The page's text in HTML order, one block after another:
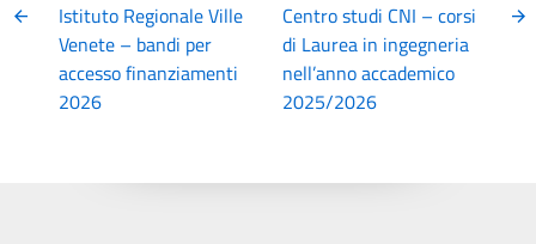
Istituto Regionale Ville
Venete – bandi per
accesso finanziamenti
2026
Centro studi CNI – corsi
di Laurea in ingegneria
nell’anno accademico
2025/2026